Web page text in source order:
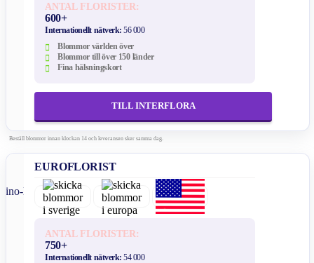
ANTAL FLORISTER:
600+
Internationellt nätverk:56 000
Blommor världen över
Blommor till över 150 länder
Fina hälsningskort
TILL INTERFLORA
Beställ blommor innan klockan 14 och leveransen sker samma dag.
EUROFLORIST
ANTAL FLORISTER:
750+
Internationellt nätverk:54 000